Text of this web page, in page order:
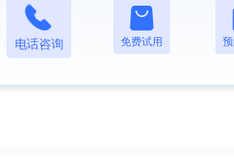
电话咨询 免费试用
出很多二手机，某天张老板突然有好几
没有任何记录，加上过去时间也比较久
的去向。